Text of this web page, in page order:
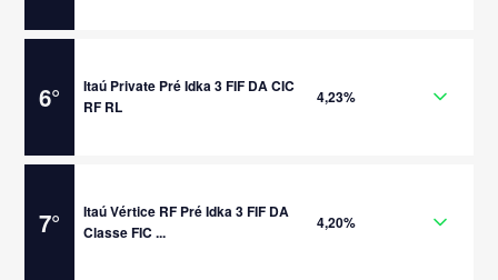
6°
Itaú Private Pré Idka 3 FIF DA CIC
RF RL
4,23%
7°
Itaú Vértice RF Pré Idka 3 FIF DA
Classe FIC ...
4,20%